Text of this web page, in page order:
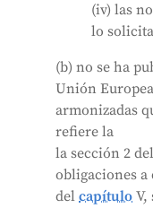
(iv) las
lo
(b) no se ha
Unión
armonizadas
refiere la
la sección 2
obligaciones a
delcapítulo V,